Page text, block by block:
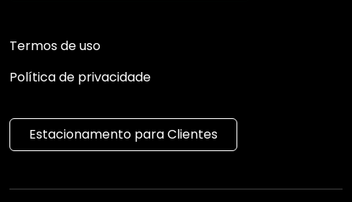
Termos de uso
Política de privacidade
Estacionamento para Clientes